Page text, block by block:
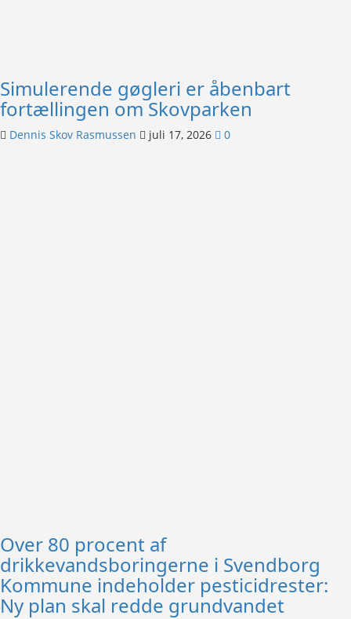
Simulerende gøgleri er åbenbart
fortællingen om Skovparken
Dennis Skov Rasmussen juli 17, 2026 0
Over 80 procent af
drikkevandsboringerne i Svendborg
Kommune indeholder pesticidrester:
Ny plan skal redde grundvandet